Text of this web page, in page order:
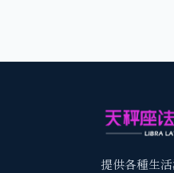
提供各種生